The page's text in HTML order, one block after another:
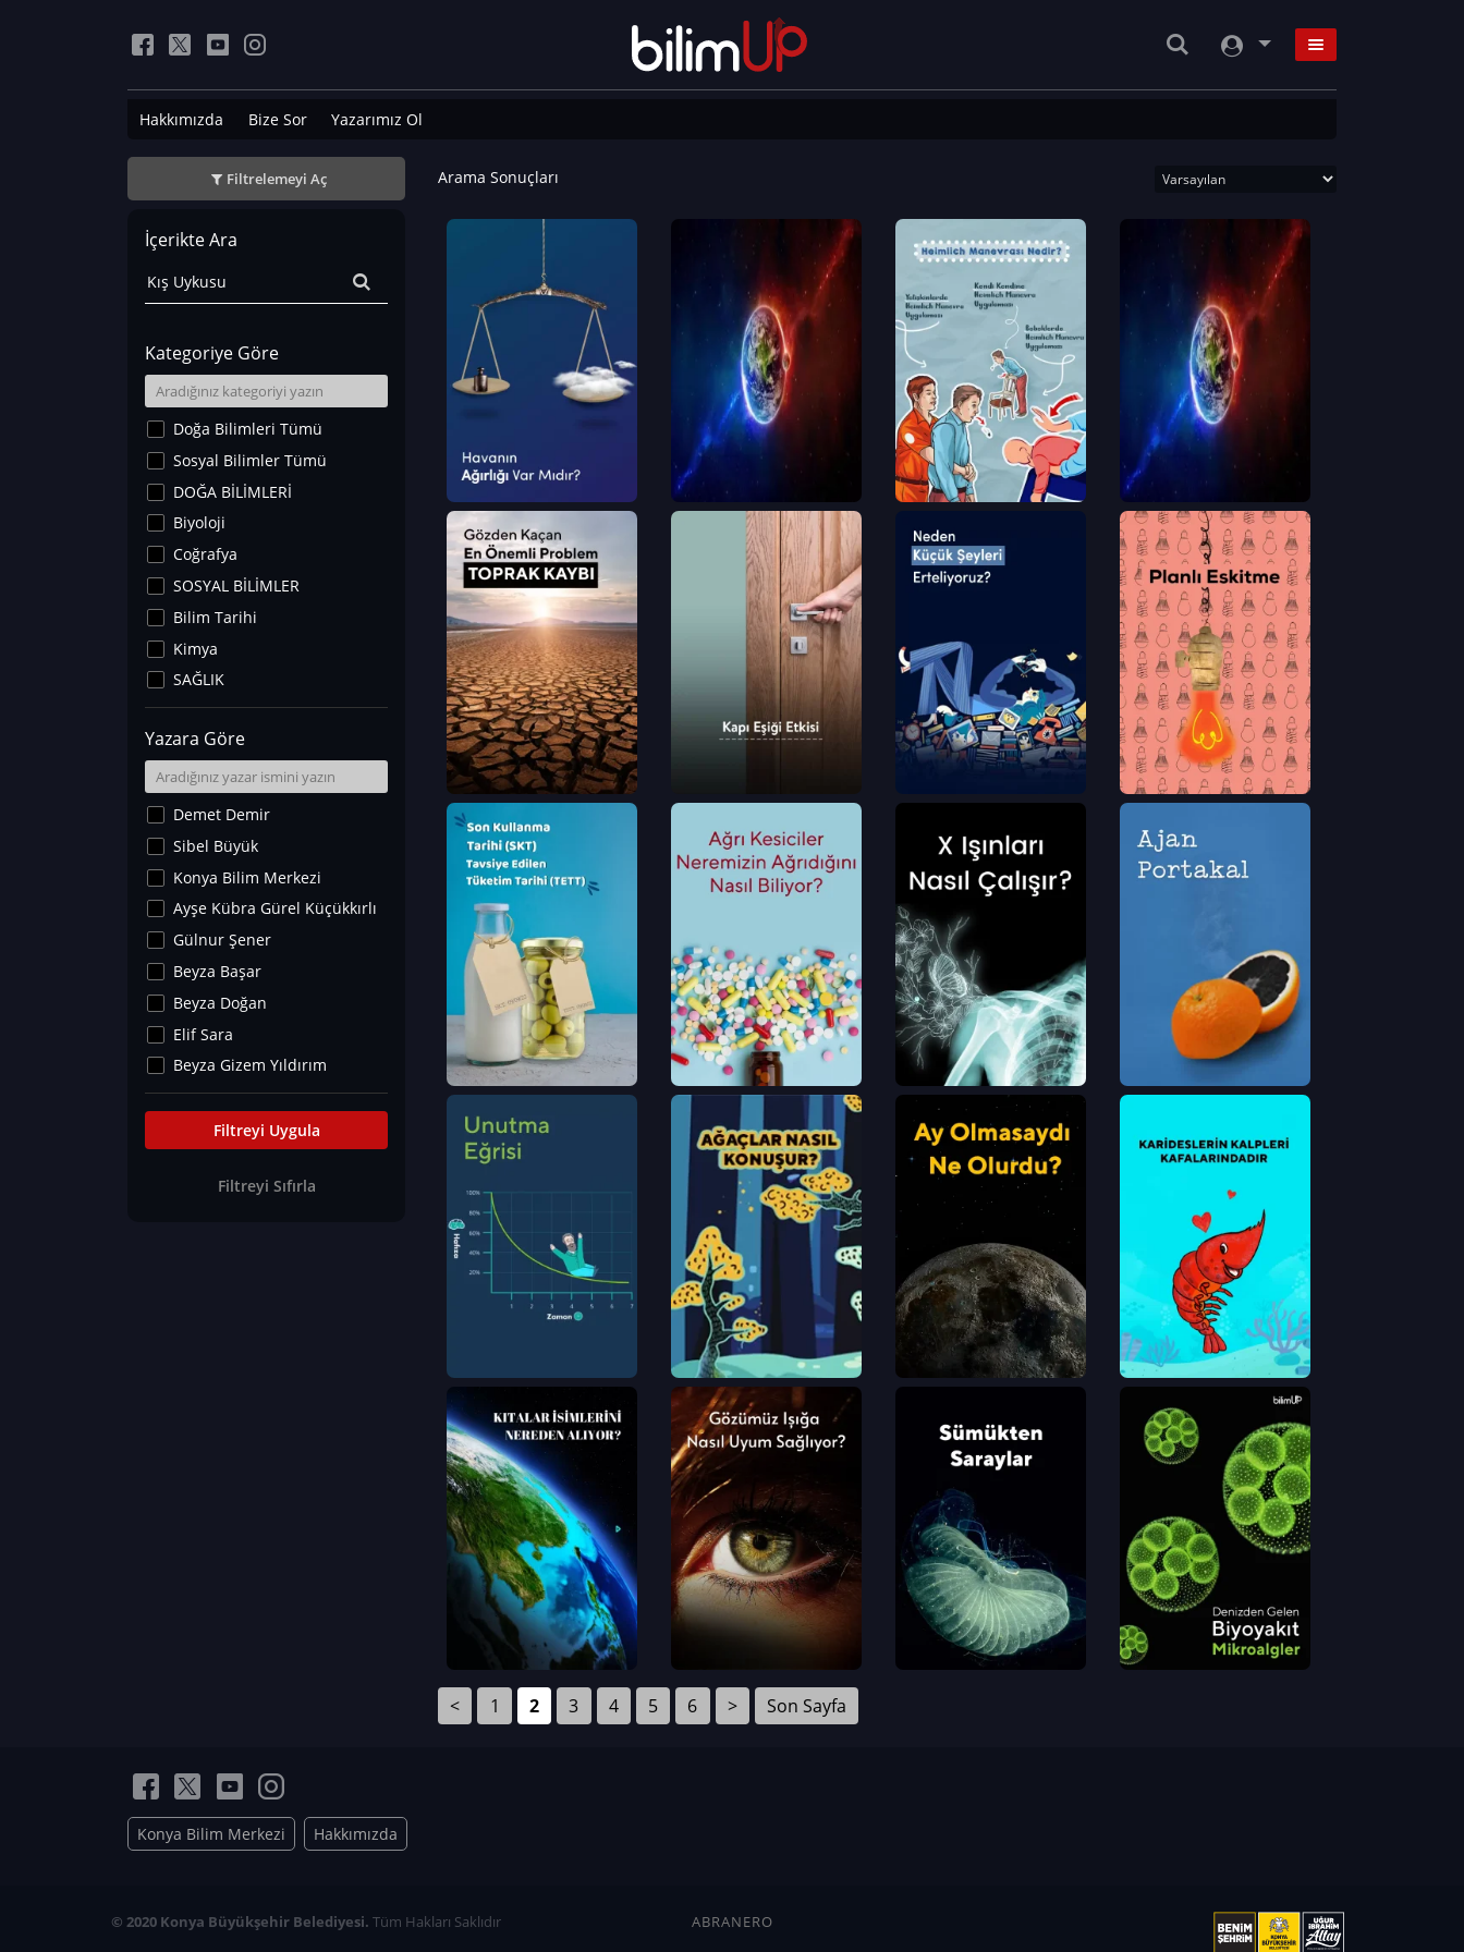
Hakkımızda Bize Sor Yazarımız Ol
Filtrelemeyi Aç
İçerikte Ara
Kategoriye Göre
Doğa Bilimleri Tümü
Sosyal Bilimler Tümü
DOĞA BİLİMLERİ
Biyoloji
Coğrafya
SOSYAL BİLİMLER
Bilim Tarihi
Kimya
SAĞLIK
Sanat Tarihi
Fizik
Yer Bilimleri
Astronomi ve Uzay
Noroloji
Matematik
Teknoloji
İklim Değişikliği
Arkeoloji
Kültür&Sanat
Yaşam Tavsiyeleri
Merakoloji
Eğitim Bilimleri
Yazara Göre
Demet Demir
Sibel Büyük
Konya Bilim Merkezi
Ayşe Kübra Gürel Küçükkırlı
Gülnur Şener
Beyza Başar
Beyza Doğan
Elif Sara
Beyza Gizem Yıldırım
İlknur İyigökler
Büşra Elif Kıvrak
Can TORUN
Filtreyi Uygula
Filtreyi Sıfırla
Arama Sonuçları
< 1 2 3 4 5 6 > Son Sayfa
Konya Bilim Merkezi Hakkımızda
© 2020 Konya Büyükşehir Belediyesi. Tüm Hakları Saklıdır ABRANERO